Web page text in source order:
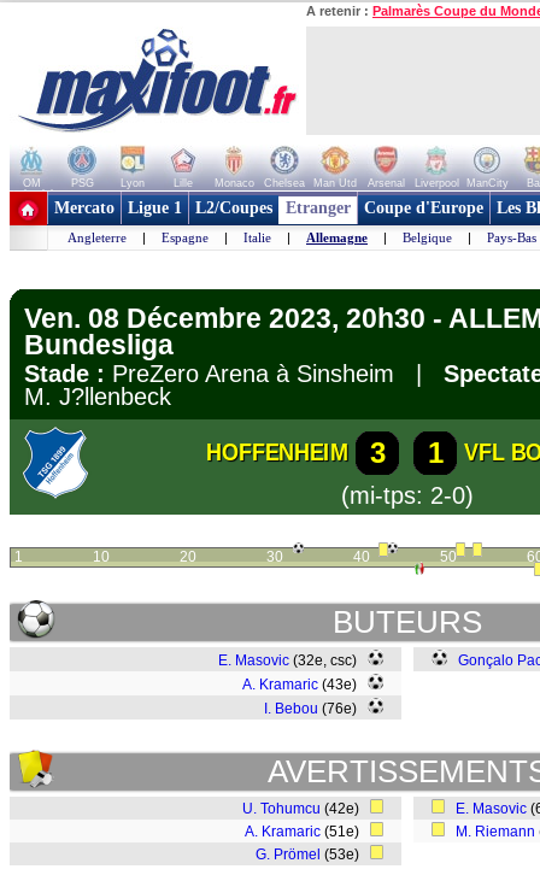
A retenir : Palmarès Coupe du
OM PSG Lyon Lille Monaco Chelsea Man Utd Arsenal Liverpool ManCity
+ de clubs
Mercato Ligue 1 L2/Coupes Etranger Coupe d'Europe Les
Angleterre | Espagne | Italie | Allemagne | Belgique | Pays-Bas
Ven. 08 Décembre 2023, 20h30 -
Bundesliga
Stade : PreZero Arena à Sinsheim |
M. J?llenbeck
HOFFENHEIM 3 1
VFL
(mi-tps: 2-0)
1 10 20 30 40 50
BUTEURS
E. Masovic (32e, csc)
A. Kramaric (43e)
I. Bebou (76e)
Gonçalo
U. Tohumcu (42e)
A. Kramaric (51e)
G. Prömel (53e)
E. Masovic
M. Riemann